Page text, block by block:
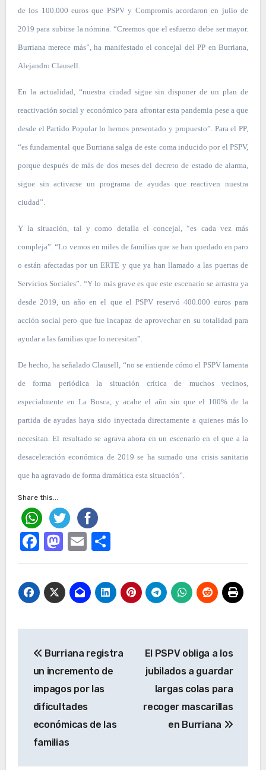
de los 100.000 euros que PSPV y Compromís acordaron en julio de
2019 para subirse la nómina. “Creemos que el esfuerzo debe ser mayor.
Burriana merece más”, ha manifestado el concejal del PP en Burriana,
Alejandro Clausell.
En la actualidad, “nuestra ciudad sigue sin disponer de un plan de
reactivación social y económico para afrontar esta pandemia pese a que
desde el Partido Popular lo hemos presentado y propuesto”. Para el PP,
“es fundamental que Burriana salga de este coma inducido por el PSPV,
porque después de más de dos meses del decreto de estado de alarma,
sigue sin activarse un programa de ayudas que reactiven nuestra
ciudad”.
Y la situación, tal y como detalla el concejal, “es cada vez más
compleja”. “Lo vemos en miles de familias que se han quedado en paro
o están afectadas por un ERTE y que ya han llamado a las puertas de
Servicios Sociales”. “Y lo más grave es que este escenario se arrastra ya
desde 2019, un año en el que el PSPV reservó 400.000 euros para
acción social pero que fue incapaz de aprovechar en su totalidad para
ayudar a las familias que lo necesitan”.
De hecho, ha señalado Clausell, “no se entiende cómo el PSPV lamenta
de forma periódica la situación crítica de muchos vecinos,
especialmente en La Bosca, y acabe el año sin que el 100% de la
partida de ayudas haya sido inyectada directamente a quienes más lo
necesitan. El resultado se agrava ahora en un escenario en el que a la
desaceleración económica de 2019 se ha sumado una crisis sanitaria
que ha agravado de forma dramática esta situación”.
Share this...
Facebook
Mastodon
EmailCompartir
de
entradas
Burriana registra
un incremento de
impagos por las
dificultades
económicas de las
familias
El PSPV obliga a los
jubilados a guardar
largas colas para
recoger mascarillas
en Burriana